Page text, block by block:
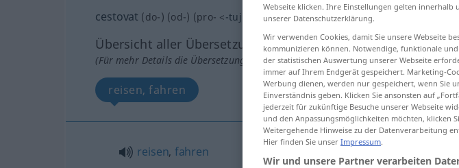
cestovat (do-) (od-) (pro- <-tuji
Übersicht aller Übersetzungen
(Für mehr Details die Übersetzung anklicken/antippen)
reisen, fahren
reisen, fahren
Webseite klicken. Ihre Einstellungen gelten innerhalb
unserer Datenschutzerklärung.
Wir verwenden Cookies, damit Sie unsere Webseite
kommunizieren können. Notwendige, funktionale
der statistischen Auswertung unserer Webseite
immer auf Ihrem Endgerät gespeichert. Marketing-
Werbung dienen, werden nur gespeichert, wenn Sie
Einverständnis geben. Klicken Sie ansonsten auf
jederzeit für zukünftige Besuche unserer Webseite
und den Anpassungsmöglichkeiten möchten, klicken
Weitergehende Hinweise zu der Datenverarbeitung
Hier finden Sie unser Impressum.
Wir und unsere Partner verarbeiten